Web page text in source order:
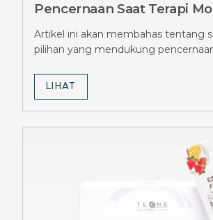
Pencernaan Saat Terapi
Pilihannya
Artikel ini akan membahas tentang
pilihan yang mendukung
LIHAT